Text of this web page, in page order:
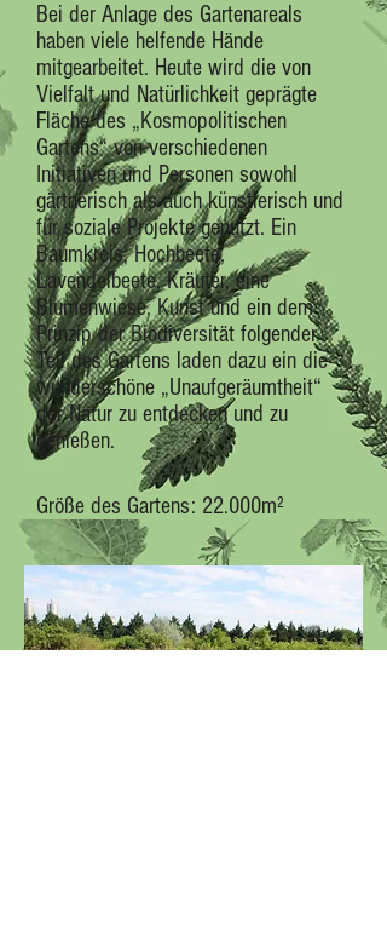
Bei der Anlage des Gartenareals
haben viele helfende Hände
mitgearbeitet. Heute wird die von
Vielfalt und Natürlichkeit geprägte
Fläche des „Kosmopolitischen
Gartens“ von verschiedenen
Initiativen und Personen sowohl
gärtnerisch als auch künstlerisch und
für soziale Projekte genutzt. Ein
Baumkreis, Hochbeete,
Lavendelbeete, Kräuter, eine
Blumenwiese, Kunst und ein dem
Prinzip der Biodiversität folgender
Teil des Gartens laden dazu ein die
wunderschöne „Unaufgeräumtheit“
der Natur zu entdecken und zu
genießen.
Größe des Gartens: 22.000m²